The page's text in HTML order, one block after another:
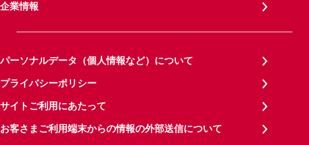
企業情報
パーソナルデータ（個人情報など）について
プライバシーポリシー
サイトご利用にあたって
お客さまご利用端末からの情報の外部送信について